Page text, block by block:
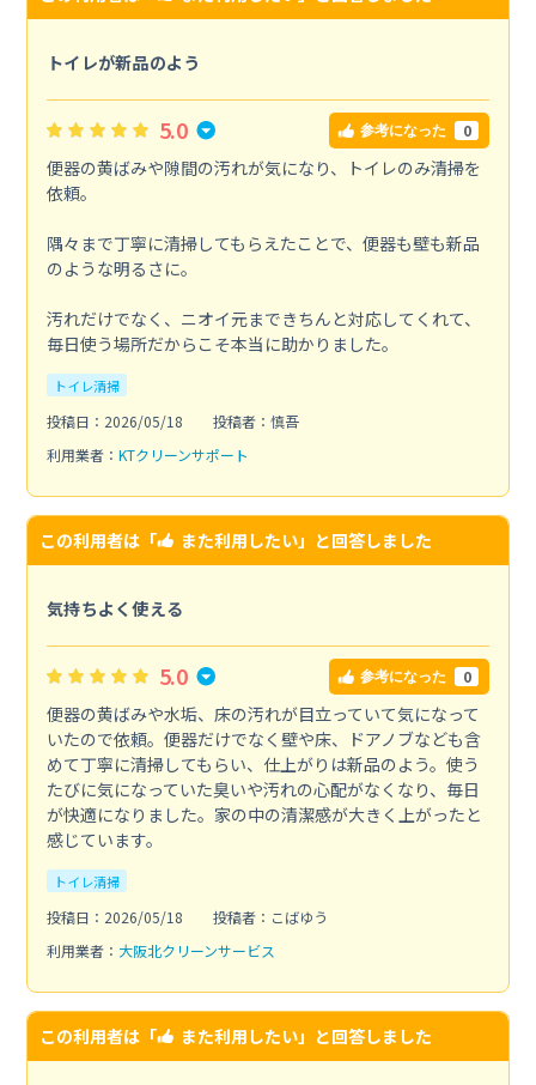
トイレが新品のよう
5.0 参考になった 0
便器の黄ばみや隙間の汚れが気になり、トイレのみ清掃を
依頼。
隅々まで丁寧に清掃してもらえたことで、便器も壁も新品
のような明るさに。
汚れだけでなく、ニオイ元まできちんと対応してくれて、
毎日使う場所だからこそ本当に助かりました。
トイレ清掃
投稿日：2026/05/18
投稿者：慎吾
利用業者： KTクリーンサポート
この利用者は「 また利用したい」と回答しました
気持ちよく使える
5.0 参考になった 0
便器の黄ばみや水垢、床の汚れが目立っていて気になって
いたので依頼。便器だけでなく壁や床、ドアノブなども含
めて丁寧に清掃してもらい、仕上がりは新品のよう。使う
たびに気になっていた臭いや汚れの心配がなくなり、毎日
が快適になりました。家の中の清潔感が大きく上がったと
感じています。
トイレ清掃
投稿日：2026/05/18
投稿者：こばゆう
利用業者： 大阪北クリーンサービス
この利用者は「 また利用したい」と回答しました